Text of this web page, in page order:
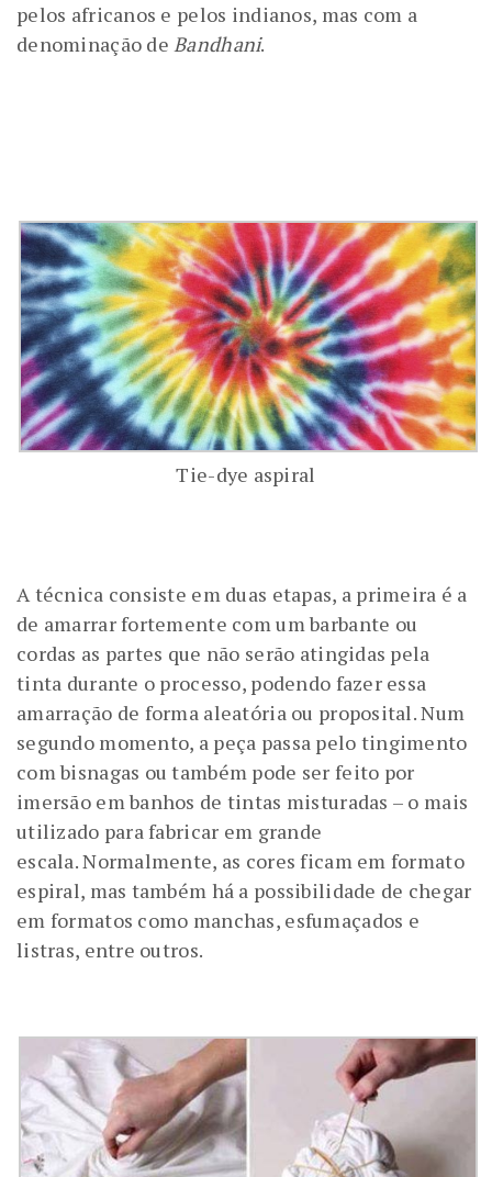
pelos africanos e pelos indianos, mas com a
denominação deBandhani.
Tie-dye aspiral
A técnica consiste em duas etapas, a primeira é a
de amarrar fortemente com um barbante ou
cordas as partes que não serão atingidas pela
tinta durante o processo, podendo fazer essa
amarração de forma aleatória ou proposital. Num
segundo momento, a peça passa pelo tingimento
com bisnagas ou também pode ser feito por
imersão em banhos de tintas misturadas – o mais
utilizado para fabricar em grande
escala. Normalmente, as cores ficam em formato
espiral, mas também há a possibilidade de chegar
em formatos como manchas, esfumaçados e
listras, entre outros.